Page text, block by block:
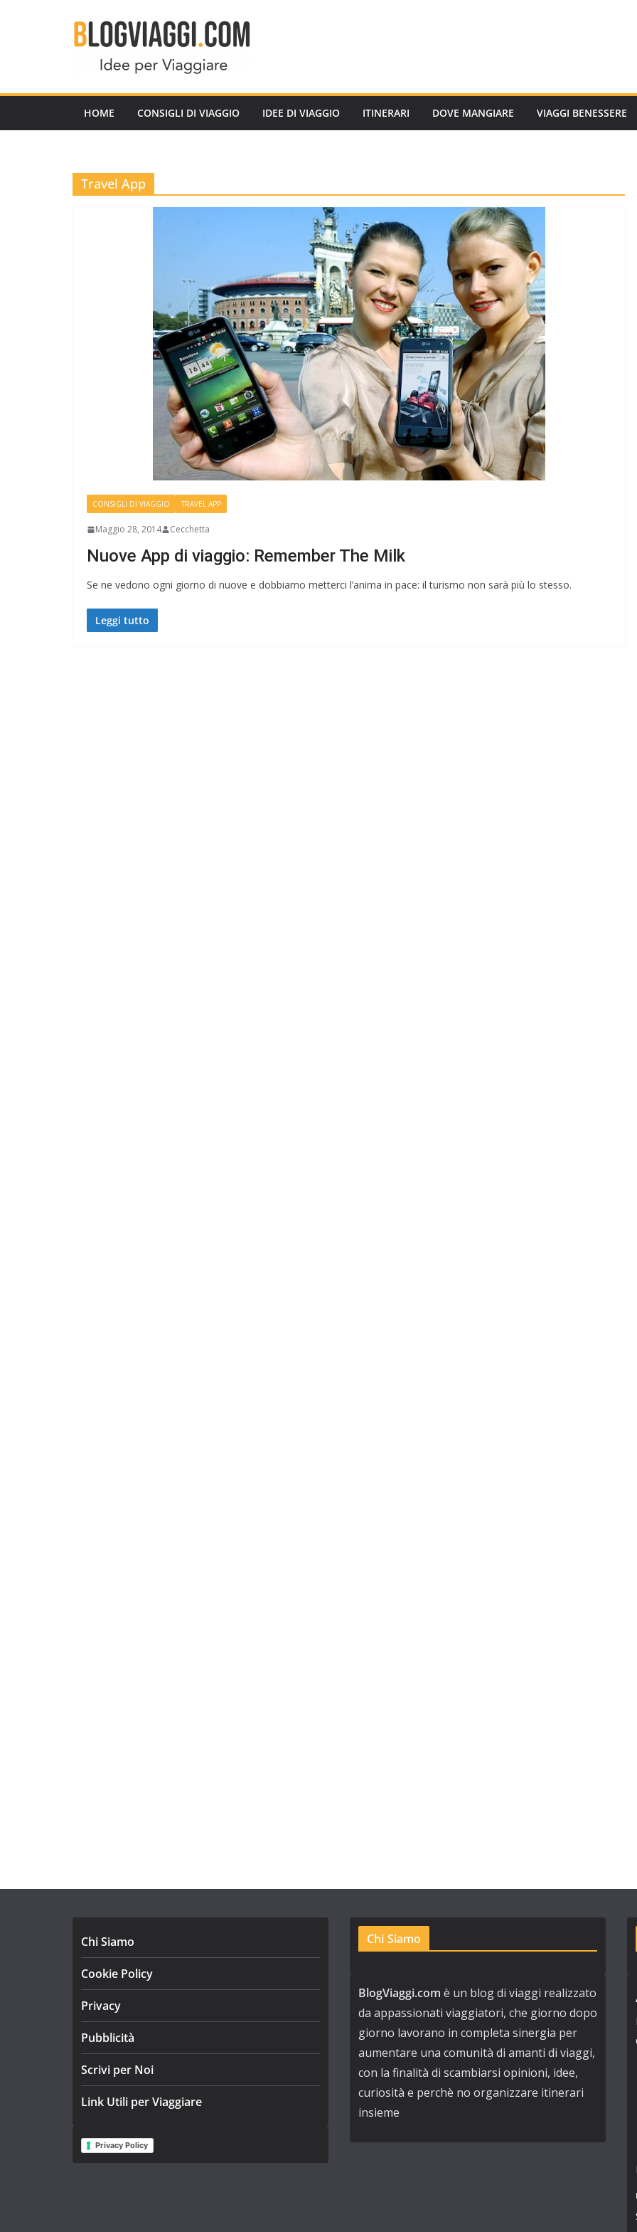
HOME CONSIGLI DI VIAGGIO IDEE DI VIAGGIO ITINERARI DOVE MANGIARE VIAGGI BENESSERE
Travel App
CONSIGLI DI VIAGGIO TRAVEL APP
Maggio 28, 2014 Cecchetta
Nuove App di viaggio: Remember The Milk
Se ne vedono ogni giorno di nuove e dobbiamo metterci l’anima in pace: il turismo non sarà più lo stesso.
Leggi tutto
Chi Siamo
Cookie Policy
Privacy
Pubblicità
Scrivi per Noi
Link Utili per Viaggiare
Privacy Policy
Chi Siamo
BlogViaggi.com è un blog di viaggi realizzato
da appassionati viaggiatori, che giorno dopo
giorno lavorano in completa sinergia per
aumentare una comunità di amanti di viaggi,
con la finalità di scambiarsi opinioni, idee,
curiosità e perchè no organizzare itinerari
insieme